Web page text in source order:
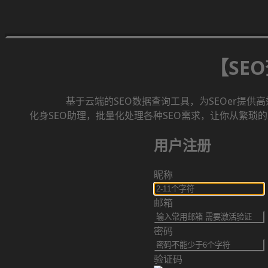
【
基于云端的SEO数据查询工具，为SEOer提供
化身SEO助理，批量化处理各种SEO需求，让你从繁琐
用户注册
昵称
邮箱
密码
验证码